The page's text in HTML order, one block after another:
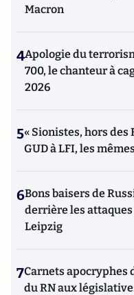
Macron
4Apologie du
700, le chanteur à
2026
5« Sionistes, hors des
GUD à LFI, les
6Bons baisers de
derrière les
Leipzig
7Carnets apocryphes
du RN aux